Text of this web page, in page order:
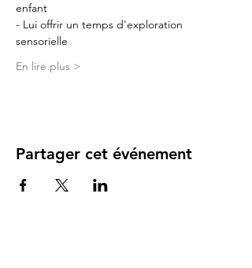
enfant
- Lui offrir un temps d'exploration
sensorielle
En lire plus >
Partager cet événement